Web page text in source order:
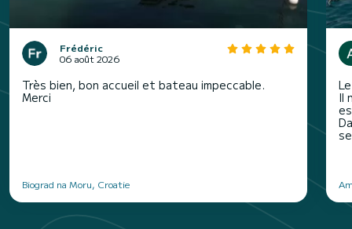
Frédéric
06 août 2026
Très bien, bon accueil et bateau impeccable.
Merci
Biograd na Moru, Croatie
Il